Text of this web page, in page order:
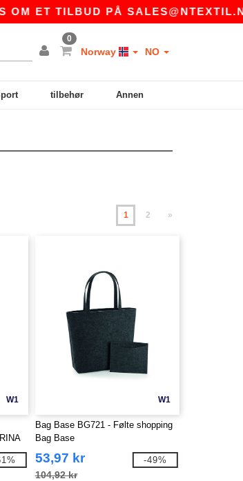
PÅSALES@NTEXTIL.NO|
0
Norway NO
tilbehør Annen
1 2 »
W1 W1
Bag Base BG721 - Følte shopping
Bag Base
53,97 kr
104,92 kr
-49%